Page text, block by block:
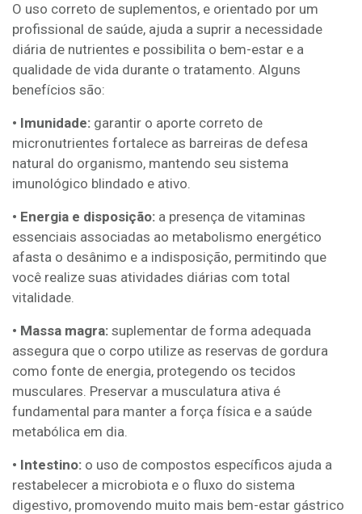
O uso correto de suplementos, e orientado por um
profissional de saúde, ajuda a suprir a necessidade
diária de nutrientes e possibilita o bem-estar e a
qualidade de vida durante o tratamento. Alguns
benefícios são:
• Imunidade: garantir o aporte correto de
micronutrientes fortalece as barreiras de defesa
natural do organismo, mantendo seu sistema
imunológico blindado e ativo.
• Energia e disposição: a presença de vitaminas
essenciais associadas ao metabolismo energético
afasta o desânimo e a indisposição, permitindo que
você realize suas atividades diárias com total
vitalidade.
• Massa magra: suplementar de forma adequada
assegura que o corpo utilize as reservas de gordura
como fonte de energia, protegendo os tecidos
musculares. Preservar a musculatura ativa é
fundamental para manter a força física e a saúde
metabólica em dia.
• Intestino: o uso de compostos específicos ajuda a
restabelecer a microbiota e o fluxo do sistema
digestivo, promovendo muito mais bem-estar gástrico